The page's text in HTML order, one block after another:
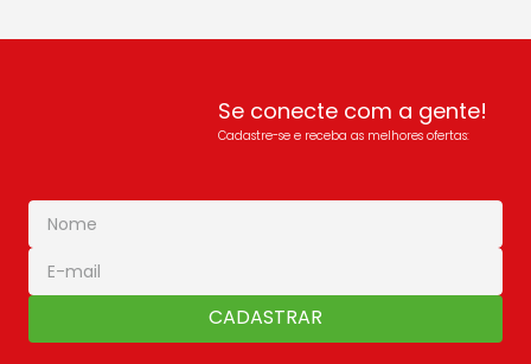
Se conecte com a gente!
Cadastre-se e receba as melhores ofertas:
CADASTRAR